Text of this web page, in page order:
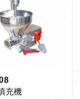
充機